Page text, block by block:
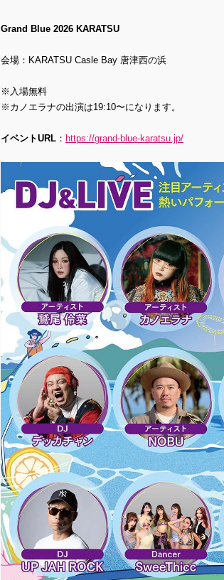
Grand Blue 2026 KARATSU
会場：KARATSU Casle Bay 唐津西の浜
※入場無料
※カノエラナの出演は19:10〜になります。
イベントURL ： https://grand-blue-karatsu.jp/